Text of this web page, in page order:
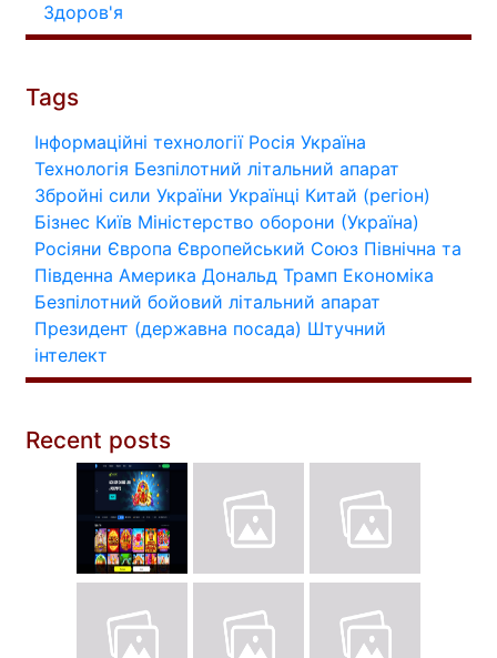
Здоров'я
Tags
Інформаційні технології Росія Україна
Технологія Безпілотний літальний апарат
Збройні сили України Українці Китай (регіон)
Бізнес Київ Міністерство оборони (Україна)
Росіяни Європа Європейський Союз Північна та
Південна Америка Дональд Трамп Економіка
Безпілотний бойовий літальний апарат
Президент (державна посада) Штучний
інтелект
Recent posts